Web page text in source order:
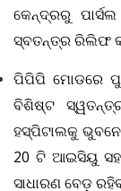
କେନ୍ଦ୍ରରୁ
ସ୍ବତନ୍ତ୍ର ରିଲିଫ
ପିପିପି ମୋଡରେ
ବିଶିଷ୍ଟ
ହସ୍ପିଟାଲକୁ
20 ଟି ଆଇସିୟୁ
ସାଧାରଣ ବେଡ଼